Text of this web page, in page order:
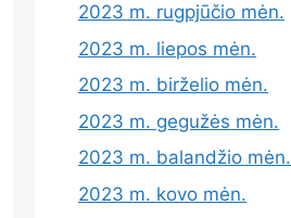
2023 m. rugpjūčio mėn.
2023 m. liepos mėn.
2023 m. birželio mėn.
2023 m. gegužės mėn.
2023 m. balandžio mėn.
2023 m. kovo mėn.